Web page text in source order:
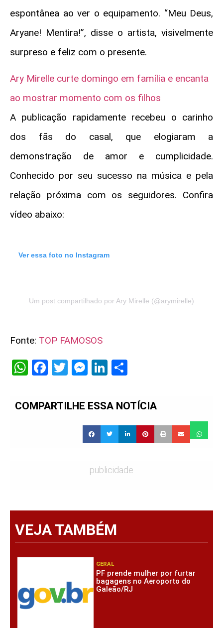
espontânea ao ver o equipamento. “Meu Deus,
Aryane! Mentira!”, disse o artista, visivelmente
surpreso e feliz com o presente.
Ary Mirelle curte domingo em família e encanta
ao mostrar momento com os filhos
A publicação rapidamente recebeu o carinho
dos fãs do casal, que elogiaram a
demonstração de amor e cumplicidade.
Conhecido por seu sucesso na música e pela
relação próxima com os seguidores. Confira
vídeo abaixo:
Ver essa foto no Instagram
Um post compartilhado por Ary Mirelle (@arymirelle)
Fonte: TOP FAMOSOS
WhatsApp
Facebook
Twitter
Messenger
LinkedIn
COMPARTILHE ESSA NOTÍCIA
publicidade
VEJA TAMBÉM
GERAL
PF prende mulher por furtar
bagagens no Aeroporto do
Galeão/RJ